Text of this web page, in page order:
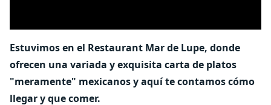
Estuvimos en el Restaurant Mar de Lupe, donde
ofrecen una variada y exquisita carta de platos
"meramente" mexicanos y aquí te contamos cómo
llegar y que comer.